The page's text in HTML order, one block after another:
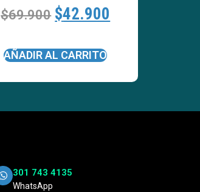
$69.900 $42.900
AÑADIR AL CARRITO
301 743 4135
WhatsApp